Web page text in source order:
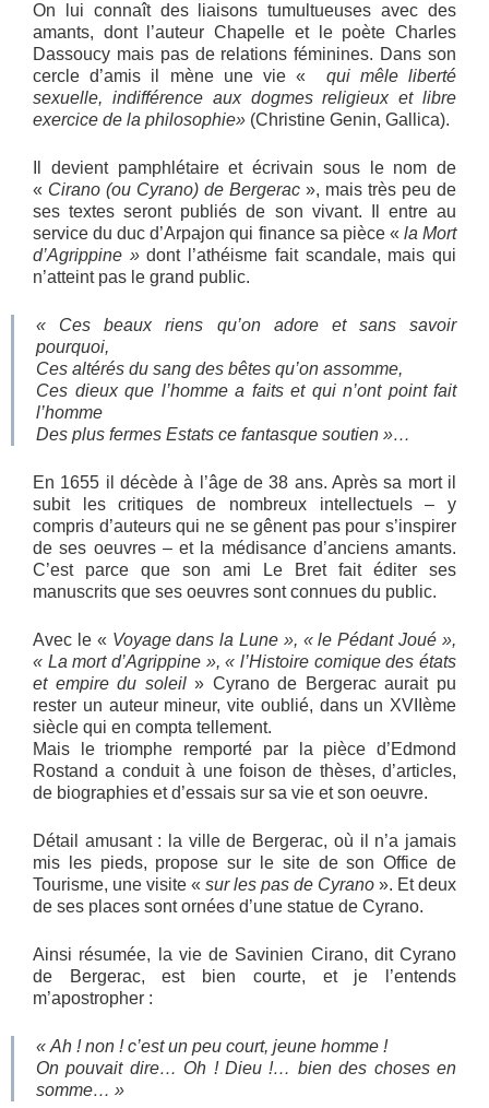
On lui connaît des liaisons tumultueuses avec des
amants, dont l’auteur Chapelle et le poète Charles
Dassoucy mais pas de relations féminines. Dans son
cercle d’amis il mène une vie « qui mêle liberté
sexuelle, indifférence aux dogmes religieux et libre
exercice de la philosophie» (Christine Genin, Gallica).
Il devient pamphlétaire et écrivain sous le nom de
« Cirano (ou Cyrano) de Bergerac », mais très peu de
ses textes seront publiés de son vivant. Il entre au
service du duc d’Arpajon qui finance sa pièce « la Mort
d’Agrippine »dont l’athéisme fait scandale, mais qui
n’atteint pas le grand public.
« Ces beaux riens qu’on adore et sans savoir
pourquoi,
Ces altérés du sang des bêtes qu’on assomme,
Ces dieux que l’homme a faits et qui n’ont point fait
l’homme
Des plus fermes Estats ce fantasque soutien »…
En 1655 il décède à l’âge de 38 ans. Après sa mort il
subit les critiques de nombreux intellectuels – y
compris d’auteurs qui ne se gênent pas pour s’inspirer
de ses oeuvres – et la médisance d’anciens amants.
C’est parce que son ami Le Bret fait éditer ses
manuscrits que ses oeuvres sont connues du public.
Avec le « Voyage dans la Lune », « le Pédant Joué »,
« La mort d’Agrippine », « l’Histoire comique des états
et empire du soleil» Cyrano de Bergerac aurait pu
rester un auteur mineur, vite oublié, dans un XVIIème
siècle qui en compta tellement.
Mais le triomphe remporté par la pièce d’Edmond
Rostand a conduit à une foison de thèses, d’articles,
de biographies et d’essais sur sa vie et son oeuvre.
Détail amusant : la ville de Bergerac, où il n’a jamais
mis les pieds, propose sur le site de son Office de
Tourisme, une visite « sur les pas de Cyrano ». Et deux
de ses places sont ornées d’une statue de Cyrano.
Ainsi résumée, la vie de Savinien Cirano, dit Cyrano
de Bergerac, est bien courte, et je l’entends
m’apostropher :
« Ah ! non ! c’est un peu court, jeune homme !
On pouvait dire… Oh ! Dieu !… bien des choses en
somme… »